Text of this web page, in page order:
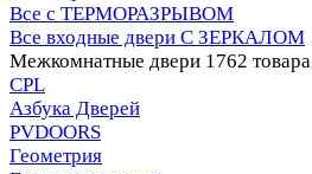
Все с ТЕРМОРАЗРЫВОМ
Все входные двери С ЗЕРКАЛОМ
Межкомнатные двери 1762 товара
CPL
Азбука Дверей
PVDOORS
Геометрия